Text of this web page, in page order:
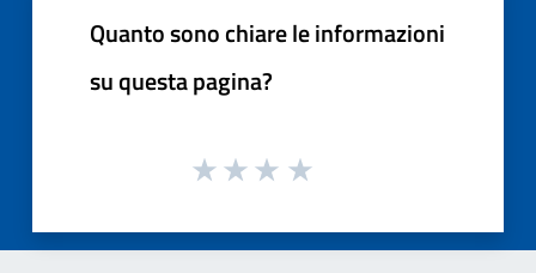
Quanto sono chiare le informazioni
su questa pagina?